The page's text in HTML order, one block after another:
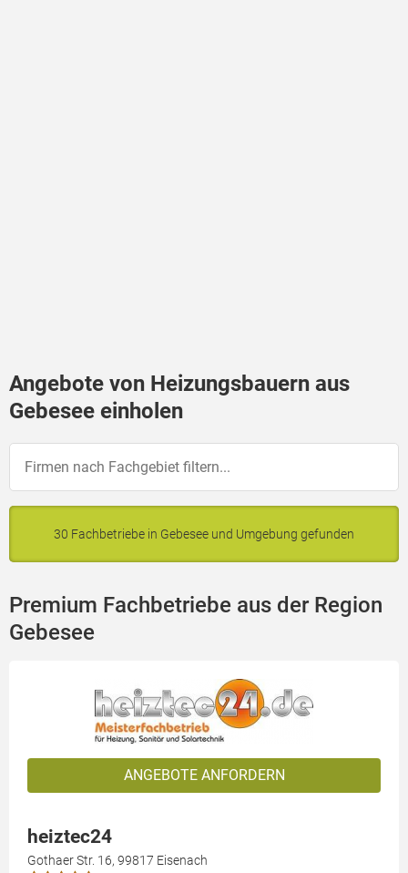
Angebote von Heizungsbauern aus
Gebesee einholen
30 Fachbetriebe in Gebesee und Umgebung gefunden
Premium Fachbetriebe aus der Region
Gebesee
ANGEBOTE ANFORDERN
heiztec24
Gothaer Str. 16, 99817 Eisenach